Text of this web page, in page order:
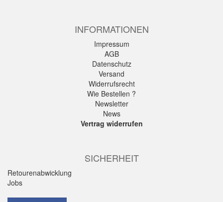
INFORMATIONEN
Impressum
AGB
Datenschutz
Versand
Widerrufsrecht
Wie Bestellen ?
Newsletter
News
Vertrag widerrufen
SICHERHEIT
Retourenabwicklung
Jobs